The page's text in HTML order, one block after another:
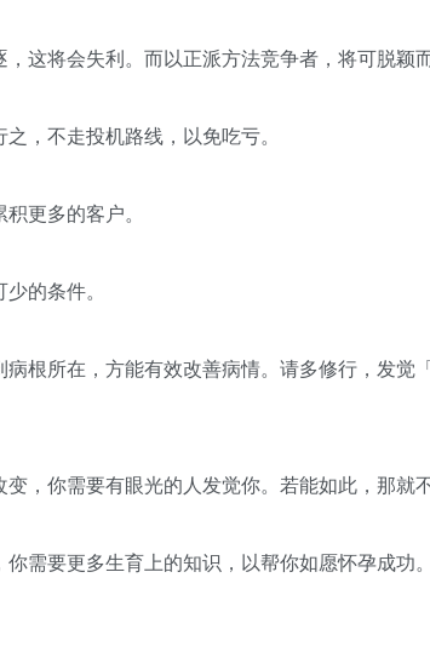
这将会失利。而以正派方法竞争者，将可脱颖
，不走投机路线，以免吃亏。
更多的客户。
的条件。
根所在，方能有效改善病情。请多修行，发觉
，你需要有眼光的人发觉你。若能如此，那就
需要更多生育上的知识，以帮你如愿怀孕成功